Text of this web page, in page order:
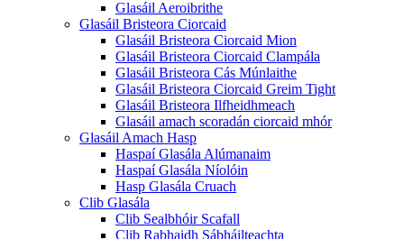
Glasáil Aeroibrithe
Glasáil Bristeora Ciorcaid
Glasáil Bristeora Ciorcaid Mion
Glasáil Bristeora Ciorcaid Clampála
Glasáil Bristeora Cás Múnlaithe
Glasáil Bristeora Ciorcaid Greim Tight
Glasáil Bristeora Ilfheidhmeach
Glasáil amach scoradán ciorcaid mhór
Glasáil Amach Hasp
Haspaí Glasála Alúmanaim
Haspaí Glasála Níolóin
Hasp Glasála Cruach
Clib Glasála
Clib Sealbhóir Scafall
Clib Rabhaidh Sábháilteachta